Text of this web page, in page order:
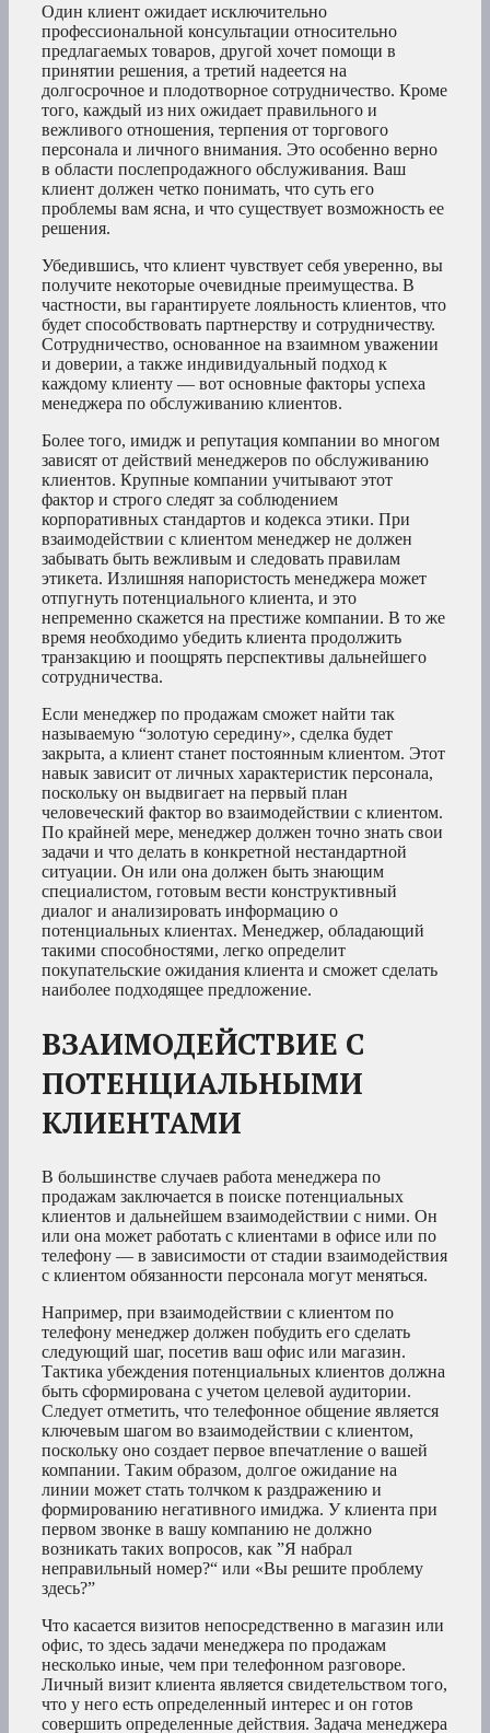
Один клиент ожидает исключительно
профессиональной консультации относительно
предлагаемых товаров, другой хочет помощи в
принятии решения, а третий надеется на
долгосрочное и плодотворное сотрудничество. Кроме
того, каждый из них ожидает правильного и
вежливого отношения, терпения от торгового
персонала и личного внимания. Это особенно верно
в области послепродажного обслуживания. Ваш
клиент должен четко понимать, что суть его
проблемы вам ясна, и что существует возможность ее
решения.
Убедившись, что клиент чувствует себя уверенно, вы
получите некоторые очевидные преимущества. В
частности, вы гарантируете лояльность клиентов, что
будет способствовать партнерству и сотрудничеству.
Сотрудничество, основанное на взаимном уважении
и доверии, а также индивидуальный подход к
каждому клиенту — вот основные факторы успеха
менеджера по обслуживанию клиентов.
Более того, имидж и репутация компании во многом
зависят от действий менеджеров по обслуживанию
клиентов. Крупные компании учитывают этот
фактор и строго следят за соблюдением
корпоративных стандартов и кодекса этики. При
взаимодействии с клиентом менеджер не должен
забывать быть вежливым и следовать правилам
этикета. Излишняя напористость менеджера может
отпугнуть потенциального клиента, и это
непременно скажется на престиже компании. В то же
время необходимо убедить клиента продолжить
транзакцию и поощрять перспективы дальнейшего
сотрудничества.
Если менеджер по продажам сможет найти так
называемую “золотую середину», сделка будет
закрыта, а клиент станет постоянным клиентом. Этот
навык зависит от личных характеристик персонала,
поскольку он выдвигает на первый план
человеческий фактор во взаимодействии с клиентом.
По крайней мере, менеджер должен точно знать свои
задачи и что делать в конкретной нестандартной
ситуации. Он или она должен быть знающим
специалистом, готовым вести конструктивный
диалог и анализировать информацию о
потенциальных клиентах. Менеджер, обладающий
такими способностями, легко определит
покупательские ожидания клиента и сможет сделать
наиболее подходящее предложение.
ВЗАИМОДЕЙСТВИЕ С
ПОТЕНЦИАЛЬНЫМИ
КЛИЕНТАМИ
В большинстве случаев работа менеджера по
продажам заключается в поиске потенциальных
клиентов и дальнейшем взаимодействии с ними. Он
или она может работать с клиентами в офисе или по
телефону — в зависимости от стадии взаимодействия
с клиентом обязанности персонала могут меняться.
Например, при взаимодействии с клиентом по
телефону менеджер должен побудить его сделать
следующий шаг, посетив ваш офис или магазин.
Тактика убеждения потенциальных клиентов должна
быть сформирована с учетом целевой аудитории.
Следует отметить, что телефонное общение является
ключевым шагом во взаимодействии с клиентом,
поскольку оно создает первое впечатление о вашей
компании. Таким образом, долгое ожидание на
линии может стать толчком к раздражению и
формированию негативного имиджа. У клиента при
первом звонке в вашу компанию не должно
возникать таких вопросов, как ”Я набрал
неправильный номер?“ или «Вы решите проблему
здесь?”
Что касается визитов непосредственно в магазин или
офис, то здесь задачи менеджера по продажам
несколько иные, чем при телефонном разговоре.
Личный визит клиента является свидетельством того,
что у него есть определенный интерес и он готов
совершить определенные действия. Задача менеджера